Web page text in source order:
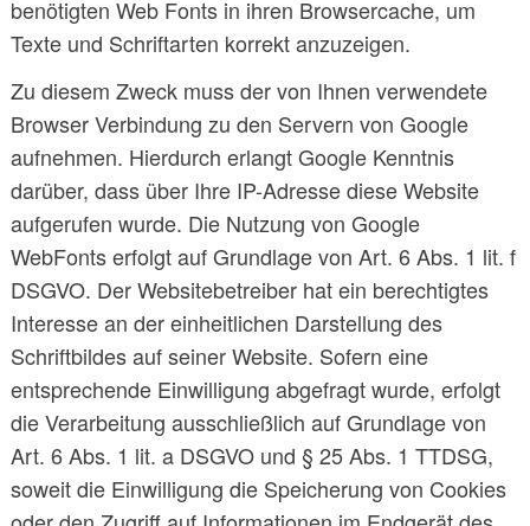
benötigten Web Fonts in ihren Browsercache, um
Texte und Schriftarten korrekt anzuzeigen.
Zu diesem Zweck muss der von Ihnen verwendete
Browser Verbindung zu den Servern von Google
aufnehmen. Hierdurch erlangt Google Kenntnis
darüber, dass über Ihre IP-Adresse diese Website
aufgerufen wurde. Die Nutzung von Google
WebFonts erfolgt auf Grundlage von Art. 6 Abs. 1 lit. f
DSGVO. Der Websitebetreiber hat ein berechtigtes
Interesse an der einheitlichen Darstellung des
Schriftbildes auf seiner Website. Sofern eine
entsprechende Einwilligung abgefragt wurde, erfolgt
die Verarbeitung ausschließlich auf Grundlage von
Art. 6 Abs. 1 lit. a DSGVO und § 25 Abs. 1 TTDSG,
soweit die Einwilligung die Speicherung von Cookies